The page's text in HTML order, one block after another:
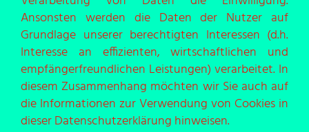
Ansonsten werden die Daten der Nutzer auf
Grundlage unserer berechtigten Interessen (d.h.
Interesse an effizienten, wirtschaftlichen und
empfängerfreundlichen Leistungen) verarbeitet. In
diesem Zusammenhang möchten wir Sie auch auf
die Informationen zur Verwendung von Cookies in
dieser Datenschutzerklärung hinweisen.